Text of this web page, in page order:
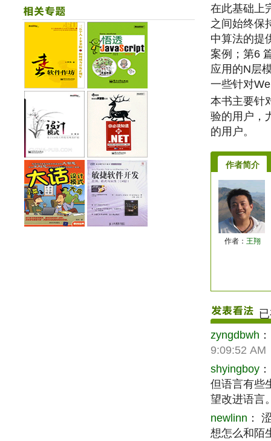
在此基础上
之间始终保
中算法的提
案例；第6
应用的N层
一些针对
本书主要针
验的用户，
的用户。
作者简介
作者： 王翔
zyngdbwh
9:09:52 AM
shyingboy
但语言有些
望改进语言
newlinn ：
想怎么和陌